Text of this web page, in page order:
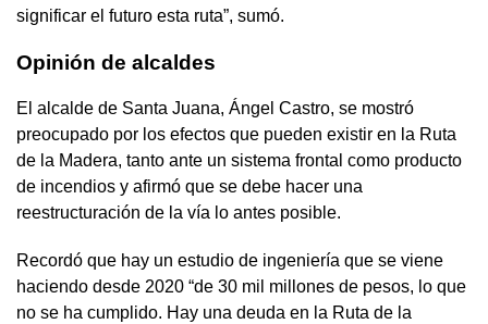
significar el futuro esta ruta”, sumó.
Opinión de alcaldes
El alcalde de Santa Juana, Ángel Castro, se mostró
preocupado por los efectos que pueden existir en la Ruta
de la Madera, tanto ante un sistema frontal como producto
de incendios y afirmó que se debe hacer una
reestructuración de la vía lo antes posible.
Recordó que hay un estudio de ingeniería que se viene
haciendo desde 2020 “de 30 mil millones de pesos, lo que
no se ha cumplido. Hay una deuda en la Ruta de la